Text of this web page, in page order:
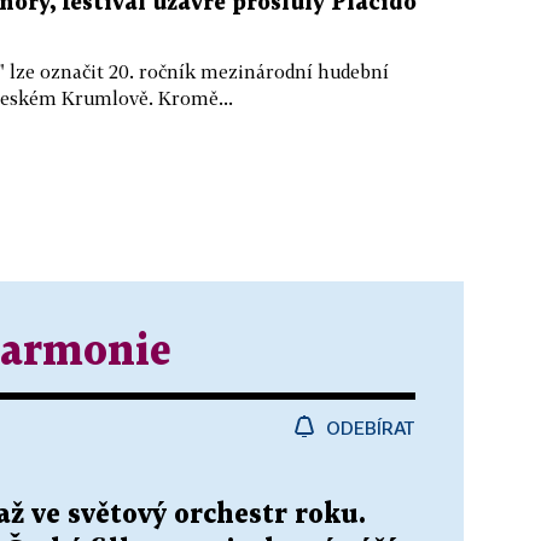
lze označit 20. ročník mezinárodní hudební
Krumlově. Kromě...
ODEBÍRAT
ve světový orchestr roku.